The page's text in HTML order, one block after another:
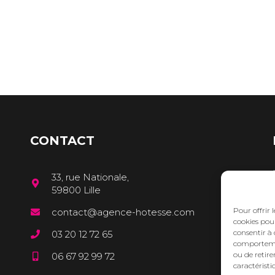
Pour offrir
cookies
consentir à
ou de
CONTACT
33, rue Nationale,
59800 Lille
contact@agence-hotesse.com
03 20 12 72 65
06 67 92 99 72